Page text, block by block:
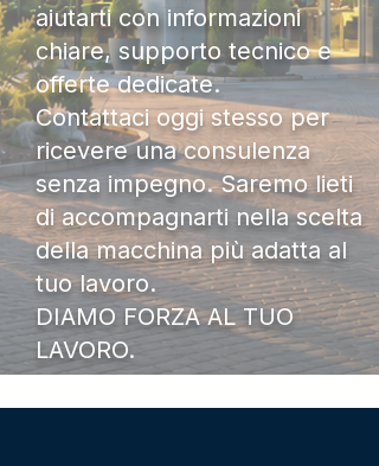
aiutarti con informazioni
chiare, supporto tecnico e
offerte dedicate.
Contattaci oggi stesso per
ricevere una consulenza
senza impegno. Saremo lieti
di accompagnarti nella scelta
della macchina più adatta al
tuo lavoro.
DIAMO FORZA AL TUO
LAVORO.